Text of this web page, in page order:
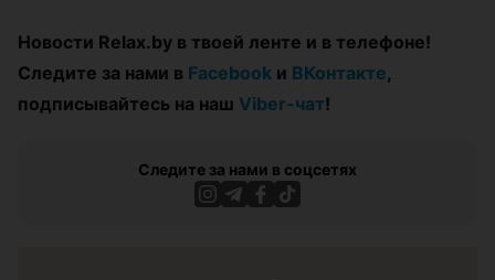
Новости Relax.by в твоей ленте и в телефоне!
Следите за нами в Facebook и ВКонтакте,
подписывайтесь на наш Viber-чат!
Следите за нами в соцсетях